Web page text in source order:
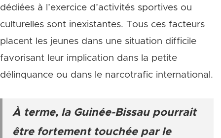
dédiées à l’exercice d’activités sportives ou
culturelles sont inexistantes. Tous ces facteurs
placent les jeunes dans une situation difficile
favorisant leur implication dans la petite
délinquance ou dans le narcotrafic international.
À terme, la Guinée-Bissau pourrait
être fortement touchée par le